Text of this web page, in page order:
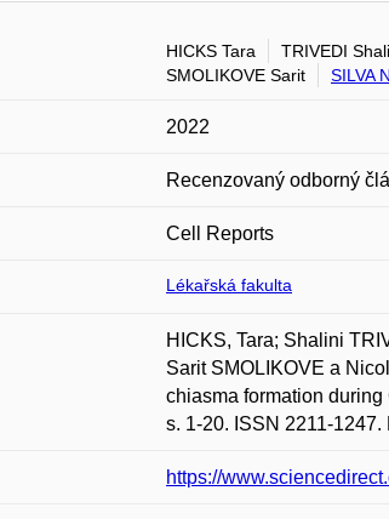
HICKS Tara TRIVEDI
SMOLIKOVE Sarit
SILVA
2022
Recenzovaný odborný
Cell Reports
Lékařská fakulta
HICKS, Tara; Shalini
Sarit SMOLIKOVE a
chiasma formation
s. 1-20. ISSN 2211-
https://